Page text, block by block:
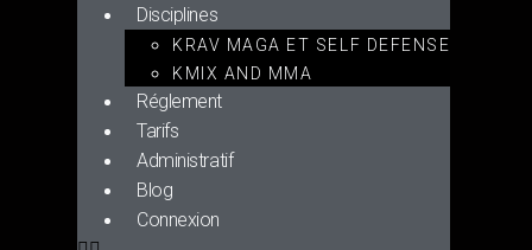
Disciplines
KRAV MAGA ET SELF DEFENSE
KMIX AND MMA
Réglement
Tarifs
Administratif
Blog
Connexion